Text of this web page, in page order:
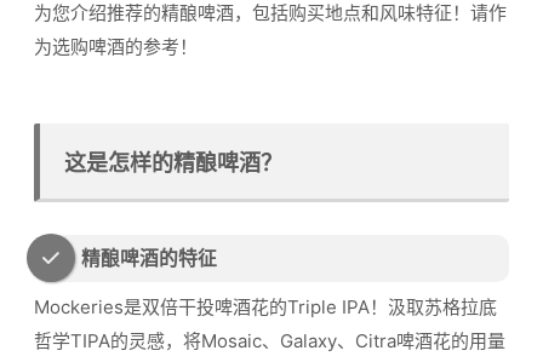
为您介绍推荐的精酿啤酒，包括购买地点和风味特征！请作
为选购啤酒的参考！
这是怎样的精酿啤酒？
精酿啤酒的特征
Mockeries是双倍干投啤酒花的Triple IPA！汲取苏格拉底
哲学TIPA的灵感，将Mosaic、Galaxy、Citra啤酒花的用量